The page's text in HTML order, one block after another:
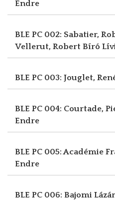
Endre
BLE PC 002: Sabatier,
Vellerut, Robert Bíró
BLE PC 003: Jouglet,
BLE PC 004: Courtade,
Endre
BLE PC 005: Académie
Endre
BLE PC 006: Bajomi